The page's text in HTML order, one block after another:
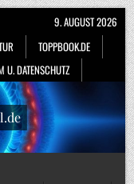
TOPPBOOK.DE
U. DATENSCHUTZ
9. AUGUST 2026